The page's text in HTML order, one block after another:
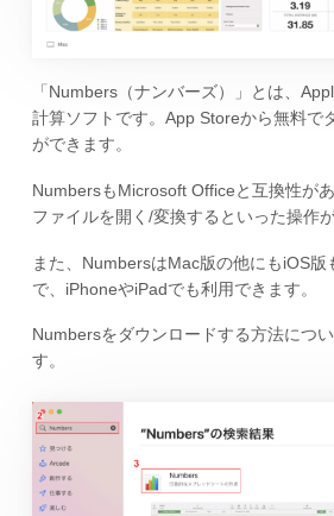
「Numbers（ナンバーズ）」とは、
計算ソフトです。App Storeから無料で
ができます。
NumbersもMicrosoft Officeと互換性が
ファイルを開く/変換するといった操作が
また、NumbersはMac版の他にもiOS
で、iPhoneやiPadでも利用できます。
Numbersをダウンロードする方法につ
す。